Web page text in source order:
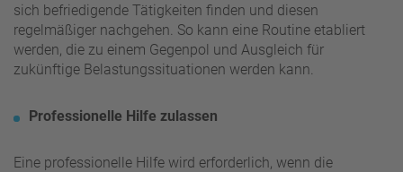
sich befriedigende Tätigkeiten finden und diesen
regelmäßiger nachgehen. So kann eine Routine etabliert
werden, die zu einem Gegenpol und Ausgleich für
zukünftige Belastungssituationen werden kann.
Professionelle Hilfe zulassen
Eine professionelle Hilfe wird erforderlich, wenn die